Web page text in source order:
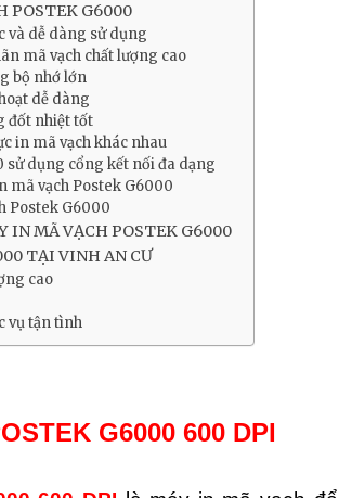
POSTEK G6000
và dễ dàng sử dụng
mã vạch chất lượng cao
bộ nhớ lớn
dễ dàng
đốt nhiệt tốt
in mã vạch khác nhau
sử dụng cổng kết nối đa dạng
mã vạch Postek G6000
Postek G6000
IN MÃ VẠCH POSTEK G6000
TẠI VINH AN CƯ
cao
vụ tận tình
G6000 600 DPI